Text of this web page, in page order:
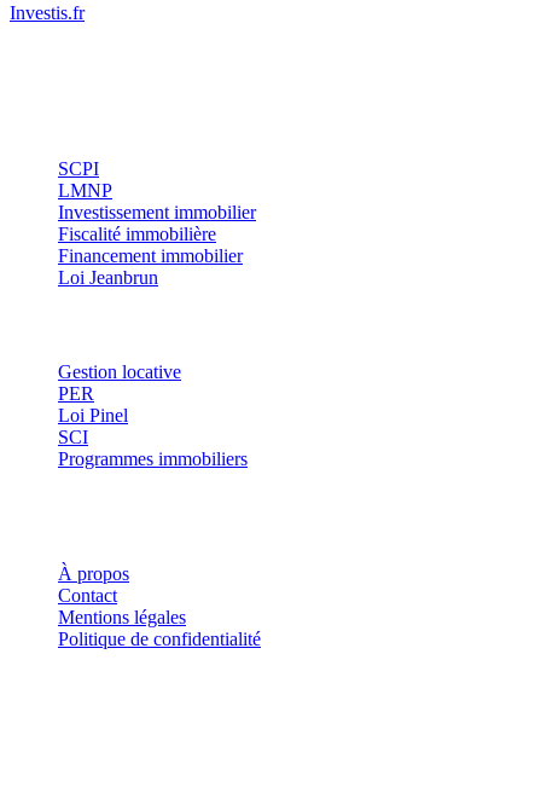
Investis.fr
SCPI
LMNP
Investissement immobilier
Fiscalité immobilière
Financement immobilier
Loi Jeanbrun
Gestion locative
PER
Loi Pinel
SCI
Programmes immobiliers
À propos
Contact
Mentions légales
Politique de confidentialité